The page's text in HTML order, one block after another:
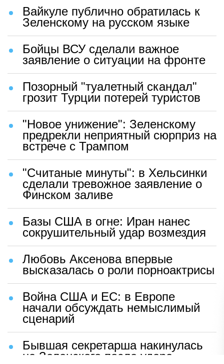
Вайкуле публично обратилась к
Зеленскому на русском языке
Бойцы ВСУ сделали важное
заявление о ситуации на фронте
Позорный "туалетный скандал"
грозит Турции потерей туристов
"Новое унижение": Зеленскому
предрекли неприятный сюрприз на
встрече с Трампом
"Считаные минуты": в Хельсинки
сделали тревожное заявление о
Финском заливе
Базы США в огне: Иран нанес
сокрушительный удар возмездия
Любовь Аксенова впервые
высказалась о роли порноактрисы
Война США и ЕС: в Европе
начали обсуждать немыслимый
сценарий
Бывшая секретарша накинулась
на Зеленского после удара